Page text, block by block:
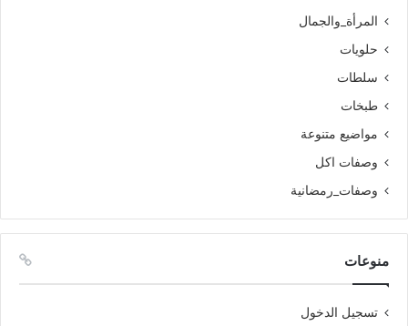
المرأة_والجمال
حلويات
سلطات
طبخات
مواضيع متنوعة
وصفات اكل
وصفات_رمضانية
منوعات
تسجيل الدخول